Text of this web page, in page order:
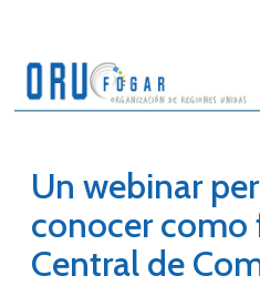
Un webinar
conocer como
Central de